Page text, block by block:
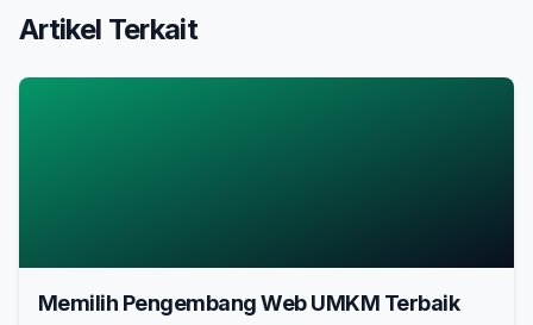
Artikel Terkait
Memilih Pengembang Web UMKM Terbaik